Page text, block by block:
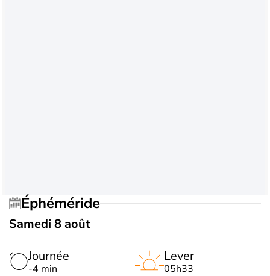
Éphéméride
Samedi 8 août
Journée
-4 min
Lever
05h33